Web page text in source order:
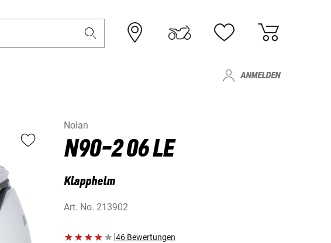
ANMELDEN
Nolan
N90-2 06 LE
Klapphelm
Art. No. 213902
|46 Bewertungen